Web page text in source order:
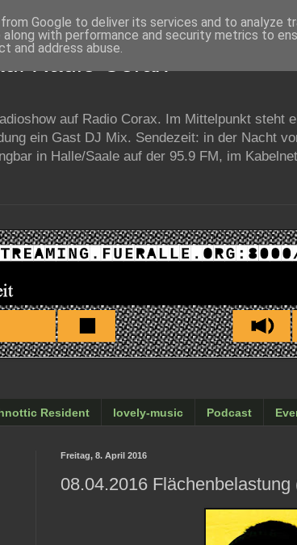
Radio Corax
auf Radio Corax. Im Mittelpunkt steht
ein Gast DJ Mix. Sendezeit: in der Nacht
in Halle/Saale auf der 95.9 FM, im
Resident lovely-music Podcast
Freitag, 8. April 2016
08.04.2016
Google to deliver its services and to analyze
along with performance and security metrics to
and address abuse.